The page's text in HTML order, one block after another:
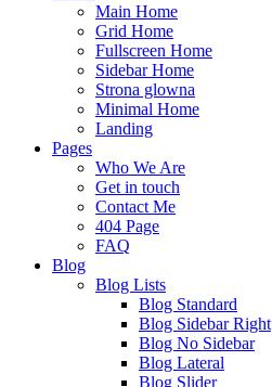
Main Home
Grid Home
Fullscreen Home
Sidebar Home
Strona glowna
Minimal Home
Landing
Pages
Who We Are
Get in touch
Contact Me
404 Page
FAQ
Blog
Blog Lists
Blog Standard
Blog Sidebar Right
Blog No Sidebar
Blog Lateral
Blog Slider